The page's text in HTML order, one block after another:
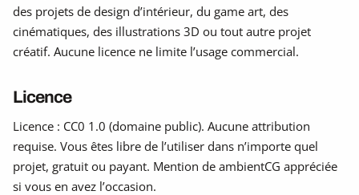
des projets de design d’intérieur, du game art, des
cinématiques, des illustrations 3D ou tout autre projet
créatif. Aucune licence ne limite l’usage commercial.
Licence
Licence : CC0 1.0 (domaine public). Aucune attribution
requise. Vous êtes libre de l’utiliser dans n’importe quel
projet, gratuit ou payant. Mention de ambientCG appréciée
si vous en avez l’occasion.